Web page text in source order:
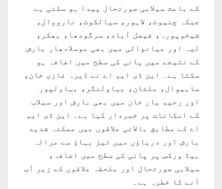
کے باعث سیلابی صورتحال پیدا ہو سکتی ہے
جبکہ چنیوٹ، لاہور، سیالکوٹ، نارووال،
شیخوپورہ، فیصل آباد، سرگودھا، بھکر،
لیہ اور میانوالی میں بھی موسلادھار بارش
کے نتیجے میں پانی کی سطح میں اضافہ ہو
سکتا ہے۔ این ڈی ایم اے نے ڈیرہ غازی خان،
ساہیوال، ملتان، بہاولنگر، بہاولپور
اور رحیم یار خان میں بھی بارش اور سیلاب
کے امکانات پر خبردار کیا ہے۔ این ڈی ایم
اے کے مطابق بالائی علاقوں میں ممکنہ شدید
بارش اور دریاؤں میں تیز بہاؤ سے مرالہ
ہیڈ ورکس پر پانی کی سطح میں اضافہ،
سیلابی صورتحال اور ملحقہ علاقوں کے زیر آب
آنے کا خطرہ ہے۔